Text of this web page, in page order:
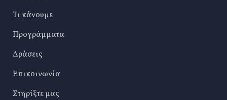
Τι κάνουμε
Προγράμματα
Δράσεις
Επικοινωνία
Στηρίξτε μας